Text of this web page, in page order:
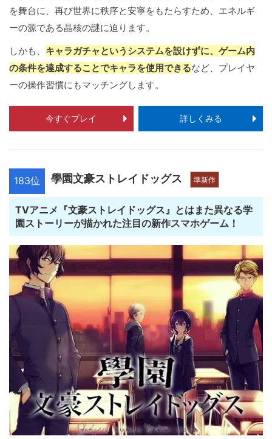
を舞台に、再び世界に秩序と安寧をもたらすため、エネルギ
ーの源である晶核の謎に迫ります。
しかも、 キャラガチャというシステムを設けずに、ゲーム内
の条件を達成することでキャラを使用できるなど、プレイヤ
ーの操作習慣にもマッチングします。
今すぐプレイ 詳しくみる
183位 學園文豪ストレイドッグス 準新作
TVアニメ『文豪ストレイドッグス』とはまた異なる学
園ストーリーが描かれた注目の新作スマホゲーム！